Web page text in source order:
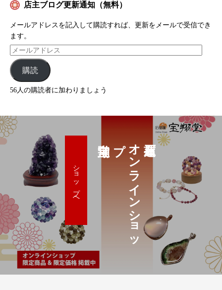
店主ブログ更新通知（無料）
メールアドレスを記入して購読すれば、更新をメールで受信でき
ます。
購読
56人の購読者に加わりましょう
オ
ン
ラ
イ
ン
シ
ョ
ッ
プ
ショップへ